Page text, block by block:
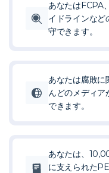
あなたはFCPA
イドラインなど
守できます。
あなたは腐敗に
んどのメディ
できます。
あなたは、
に支えられた